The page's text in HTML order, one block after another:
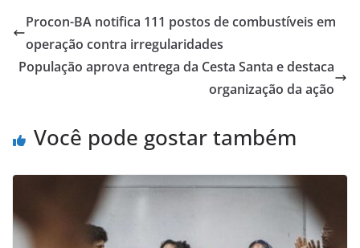
s
A
p
e
b
o
l e
Procon-BA notifica 111 postos de combustíveis em
operação contra irregularidades
População aprova entrega da Cesta Santa e destaca
organização da ação
Você pode gostar também